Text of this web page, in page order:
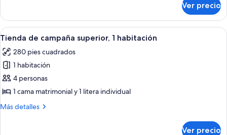
cocineta
1
habitación,
cocineta
Ver precio
Abrir
todas
las
fotos
de
Tienda
de
Un sendero pavimentado que
9
Tienda de campaña superior, 1 habitación
280 pies cuadrados
1 habitación
4 personas
1 cama matrimonial y 1 litera individual
Más detalles
Más
Ver precio